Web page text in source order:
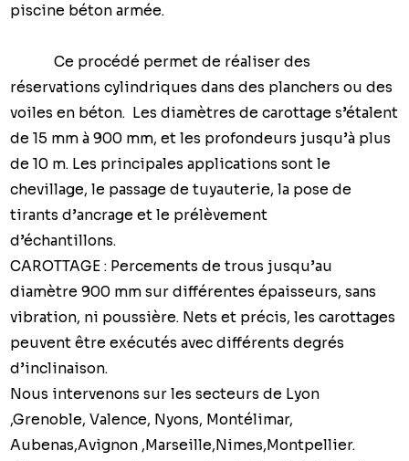
piscine béton armée.
Ce procédé permet de réaliser des
réservations cylindriques dans des planchers ou des
voiles en béton. Les diamètres de carottage s’étalent
de 15 mm à 900 mm, et les profondeurs jusqu’à plus
de 10 m. Les principales applications sont le
chevillage, le passage de tuyauterie, la pose de
tirants d’ancrage et le prélèvement
CAROTTAGE : Percements de trous jusqu’au
diamètre 900 mm sur différentes épaisseurs, sans
vibration, ni poussière. Nets et précis, les carottages
peuvent être exécutés avec différents degrés
d’inclinaison.
Nous intervenons sur les secteurs de Lyon
,Grenoble, Valence, Nyons, Montélimar,
Aubenas,Avignon ,Marseille,Nimes,Montpellier.